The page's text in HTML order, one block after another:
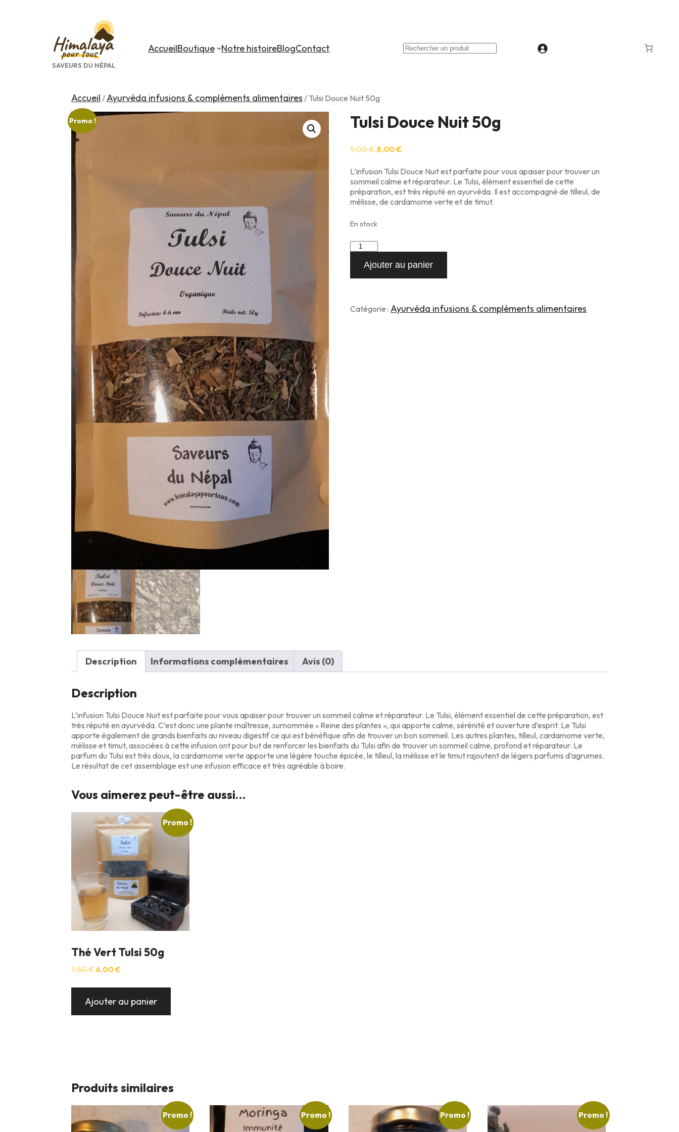
SAVEURS DU NÉPAL
AccueilBoutique Notre histoireBlogContact Recherche
Accueil /Ayurvéda infusions & compléments alimentaires / Tulsi Douce Nuit 50g
Promo ! Tulsi Douce Nuit 50g
9,00€Le
initial
était :
9,00 €.
8,00€Le
actuel
est :
8,00 €.
L’infusion Tulsi Douce Nuit est parfaite pour vous apaiser pour trouver un
sommeil calme et réparateur. Le Tulsi, élément essentiel de cette
préparation, est très réputé en ayurvéda. Il est accompagné de tilleul, de
mélisse, de cardamome verte et de timut.
En stock
quantité
TulsiAjouter au panier
Catégorie :Ayurvéda infusions & compléments alimentaires
Description Informations complémentaires Avis (0)
Description
L’infusion Tulsi Douce Nuit est parfaite pour vous apaiser pour trouver un sommeil calme et réparateur. Le Tulsi, élément essentiel de cette préparation, est
très réputé en ayurvéda. C’est donc une plante maîtresse, surnommée « Reine des plantes », qui apporte calme, sérénité et ouverture d’esprit. Le Tulsi
apporte également de grands bienfaits au niveau digestif ce qui est bénéfique afin de trouver un bon sommeil. Les autres plantes, tilleul, cardamome verte,
mélisse et timut, associées à cette infusion ont pour but de renforcer les bienfaits du Tulsi afin de trouver un sommeil calme, profond et réparateur. Le
parfum du Tulsi est très doux, la cardamome verte apporte une légère touche épicée, le tilleul, la mélisse et le timut rajoutent de légers parfums d’agrumes.
Le résultat de cet assemblage est une infusion efficace et très agréable à boire.
Vous aimerez peut-être aussi…
Promo !
Thé Vert Tulsi 50g
7,50€ Le
initial
était :
7,50 €.
6,00€Le
actuel
est :
6,00 €.
Ajouter au panier
Produits similaires
Promo ! Promo ! Promo ! Promo !